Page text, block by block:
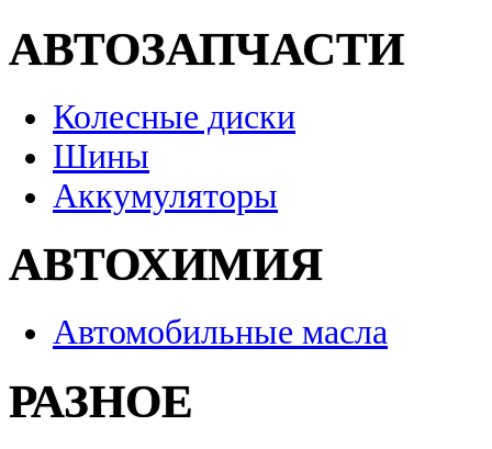
АВТОЗАПЧАСТИ
Колесные диски
Шины
Аккумуляторы
АВТОХИМИЯ
Автомобильные масла
РАЗНОЕ